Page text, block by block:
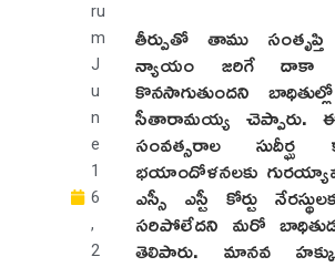
ru
m
J
u
n
e
1
6
,
2
తీర్పుతో తాము
న్యాయం జరిగే
కొనసాగుతుందని
సీతారామయ్య చెప్పారు.
సంవత్సరాల
భయాందోళనలకు
ఎస్సీ ఎస్టీ కోర్టు
సరిపోలేదని మరో
తెలిపారు. మానవ